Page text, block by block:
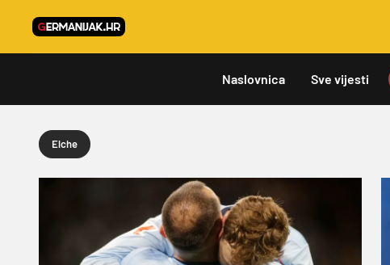
Naslovnica Sve vijesti
Elche